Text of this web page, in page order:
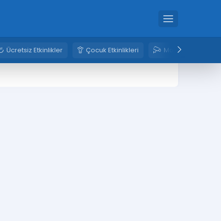
Ücretsiz Etkinlikler Çocuk Etkinlikleri Mobese